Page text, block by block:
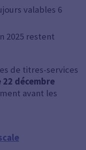
valables 6
2025 restent
de titres-services
décembre
avant les